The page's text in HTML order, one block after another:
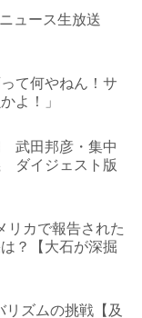
ニュース生放送
て何やねん！サ
よ！」
武田邦彦・集中
ダイジェスト版
リカで報告された
？【大石が深掘
リズムの挑戦【及